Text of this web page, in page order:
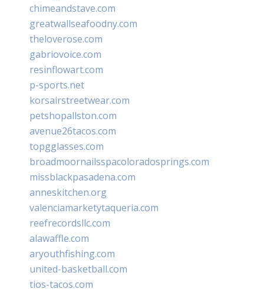
chimeandstave.com
greatwallseafoodny.com
theloverose.com
gabriovoice.com
resinflowart.com
p-sports.net
korsairstreetwear.com
petshopallston.com
avenue26tacos.com
topgglasses.com
broadmoornailsspacoloradosprings.com
missblackpasadena.com
anneskitchen.org
valenciamarketytaqueria.com
reefrecordsllc.com
alawaffle.com
aryouthfishing.com
united-basketball.com
tios-tacos.com